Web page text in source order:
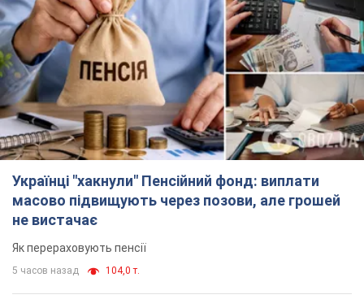
Українці "хакнули" Пенсійний фонд: виплати
масово підвищують через позови, але грошей
не вистачає
Як перераховують пенсії
5 часов назад 104,0 т.